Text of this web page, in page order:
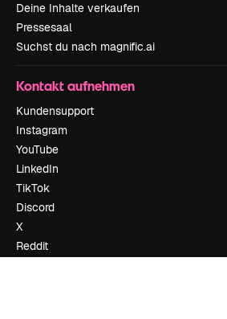
Deine Inhalte verkaufen
Pressesaal
Suchst du nach magnific.ai
Kontakt aufnehmen
Kundensupport
Instagram
YouTube
LinkedIn
TikTok
Discord
X
Reddit